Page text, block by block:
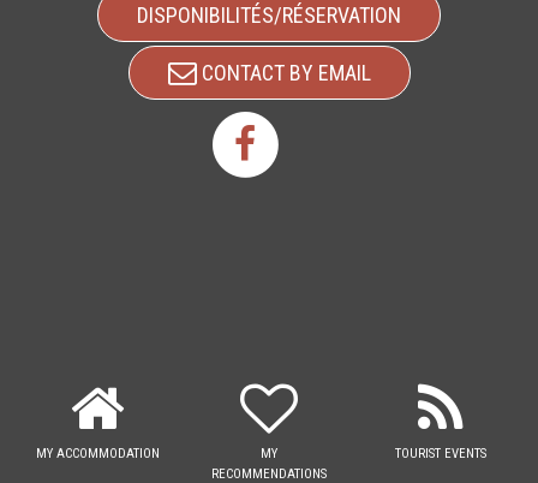
DISPONIBILITÉS/RÉSERVATION
CONTACT BY EMAIL
MY ACCOMMODATION
MY
RECOMMENDATIONS
TOURIST EVENTS